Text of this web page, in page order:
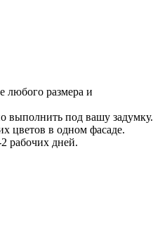
любого размера и
выполнить под вашу задумку.
цветов в одном фасаде.
рабочих дней.